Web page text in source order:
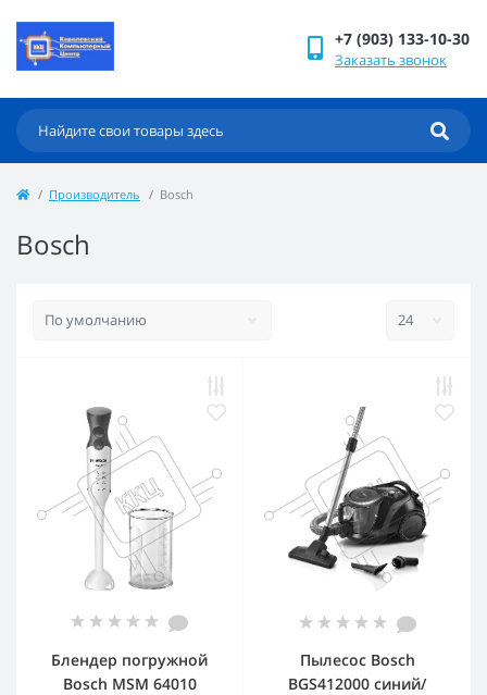
+7 (903) 133-10-30
Заказать звонок
Производитель Bosch
Bosch
Блендер погружной
Bosch MSM 64010
Пылесос Bosch
BGS412000 синий/